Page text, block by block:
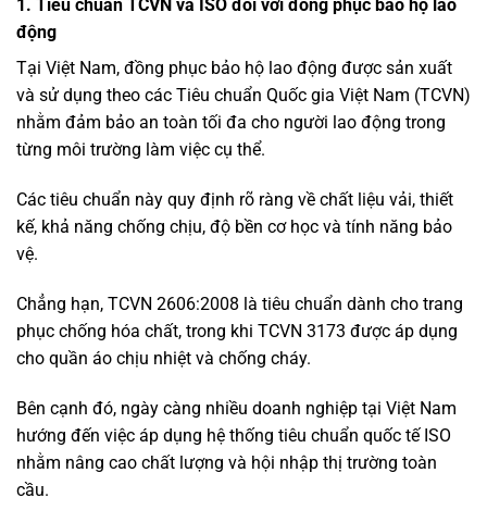
1. Tiêu chuẩn TCVN và ISO đối với đồng phục bảo hộ lao
động
Tại Việt Nam, đồng phục bảo hộ lao động được sản xuất
và sử dụng theo các Tiêu chuẩn Quốc gia Việt Nam (TCVN)
nhằm đảm bảo an toàn tối đa cho người lao động trong
từng môi trường làm việc cụ thể.
Các tiêu chuẩn này quy định rõ ràng về chất liệu vải, thiết
kế, khả năng chống chịu, độ bền cơ học và tính năng bảo
vệ.
Chẳng hạn, TCVN 2606:2008 là tiêu chuẩn dành cho trang
phục chống hóa chất, trong khi TCVN 3173 được áp dụng
cho quần áo chịu nhiệt và chống cháy.
Bên cạnh đó, ngày càng nhiều doanh nghiệp tại Việt Nam
hướng đến việc áp dụng hệ thống tiêu chuẩn quốc tế ISO
nhằm nâng cao chất lượng và hội nhập thị trường toàn
cầu.